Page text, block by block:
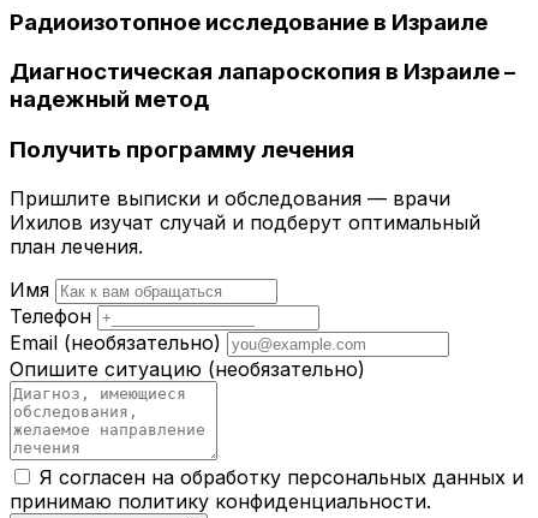
Радиоизотопное исследование в Израиле
Диагностическая лапароскопия в Израиле –
надежный метод
Получить программу лечения
Пришлите выписки и обследования — врачи
Ихилов изучат случай и подберут оптимальный
план лечения.
Имя
Телефон
Email (необязательно)
Опишите ситуацию (необязательно)
Я согласен на обработку персональных данных и
принимаю политику конфиденциальности.